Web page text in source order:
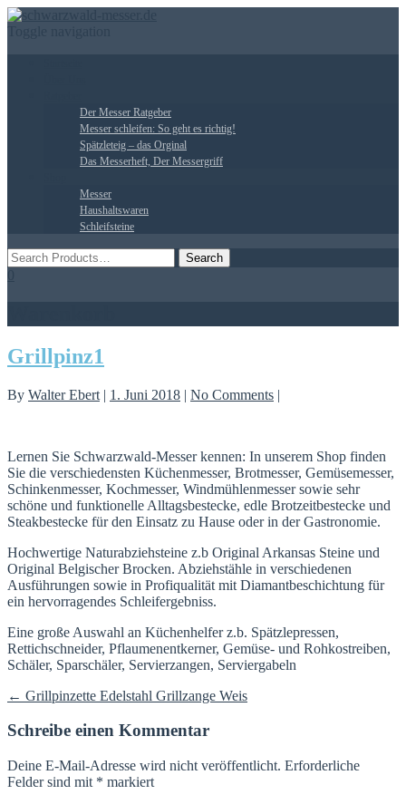
Der Messer Ratgeber
Messer schleifen: So geht es richtig!
Spätzleteig – das Orginal
Das Messerheft, Der Messergriff
Messer
Haushaltswaren
Schleifsteine
Grillpinz1
By Walter Ebert | 1. Juni 2018 | No Comments |
Lernen Sie Schwarzwald-Messer kennen: In unserem Shop finden
Sie die verschiedensten Küchenmesser, Brotmesser, Gemüsemesser,
Schinkenmesser, Kochmesser, Windmühlenmesser sowie sehr
schöne und funktionelle Alltagsbestecke, edle Brotzeitbestecke und
Steakbestecke für den Einsatz zu Hause oder in der Gastronomie.
Hochwertige Naturabziehsteine z.b Original Arkansas Steine und
Original Belgischer Brocken. Abziehstähle in verschiedenen
Ausführungen sowie in Profiqualität mit Diamantbeschichtung für
ein hervorragendes Schleifergebniss.
Eine große Auswahl an Küchenhelfer z.b. Spätzlepressen,
Rettichschneider, Pflaumenentkerner, Gemüse- und Rohkostreiben,
Schäler, Sparschäler, Servierzangen, Serviergabeln
Beitragsnavigation
← Grillpinzette Edelstahl Grillzange Weis
Schreibe einen Kommentar
Deine E-Mail-Adresse wird nicht veröffentlicht. Erforderliche
Felder sind mit * markiert